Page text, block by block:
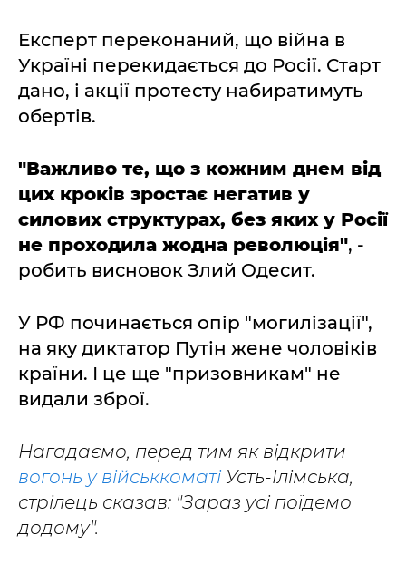
Експерт переконаний, що війна в
Україні перекидається до Росії. Старт
дано, і акції протесту набиратимуть
обертів.
"Важливо те, що з кожним днем від
цих кроків зростає негатив у
силових структурах, без яких у Росії
не проходила жодна революція", -
робить висновок Злий Одесит.
У РФ починається опір "могилізації",
на яку диктатор Путін жене чоловіків
країни. І це ще "призовникам" не
видали зброї.
Нагадаємо, перед тим як відкрити
вогонь у військкоматі Усть-Ілімська,
стрілець сказав: "Зараз усі поїдемо
додому".